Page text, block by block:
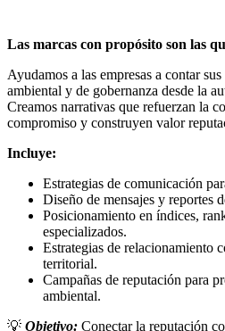
Las marcas con propósito son las
Ayudamos a las empresas a contar
ambiental y de gobernanza desde la
Creamos narrativas que refuerzan la
compromiso y construyen valor
Incluye:
Estrategias de comunicación
Diseño de mensajes y reportes
Posicionamiento en índices,
especializados.
Estrategias de relacionamiento
territorial.
Campañas de reputación para
ambiental.
💡 Objetivo: Conectar la reputación